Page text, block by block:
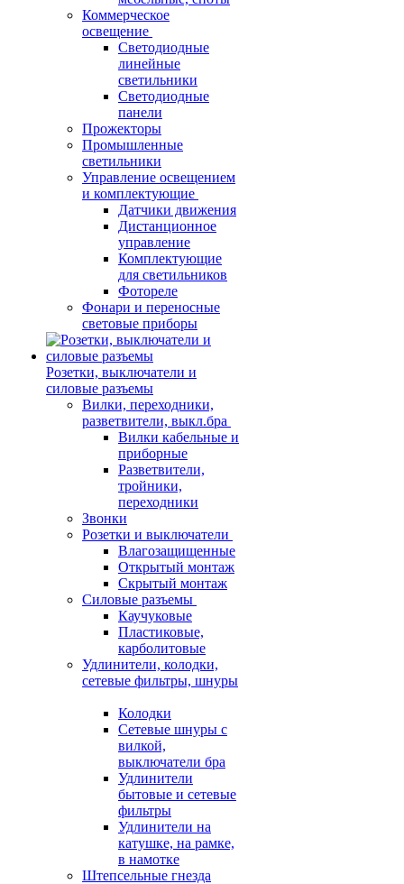
Коммерческое
освещение
Светодиодные
линейные
светильники
Светодиодные
панели
Прожекторы
Промышленные
светильники
Управление освещением
и комплектующие
Датчики движения
Дистанционное
управление
Комплектующие
для светильников
Фотореле
Фонари и переносные
световые приборы
Розетки, выключатели и
силовые разъемы
Вилки, переходники,
разветвители, выкл.бра
Вилки кабельные и
приборные
Разветвители,
тройники,
переходники
Звонки
Розетки и выключатели
Влагозащищенные
Открытый монтаж
Скрытый монтаж
Силовые разъемы
Каучуковые
Пластиковые,
карболитовые
Удлинители, колодки,
сетевые фильтры, шнуры
Колодки
Сетевые шнуры с
вилкой,
выключатели бра
Удлинители
бытовые и сетевые
фильтры
Удлинители на
катушке, на рамке,
в намотке
Штепсельные гнезда